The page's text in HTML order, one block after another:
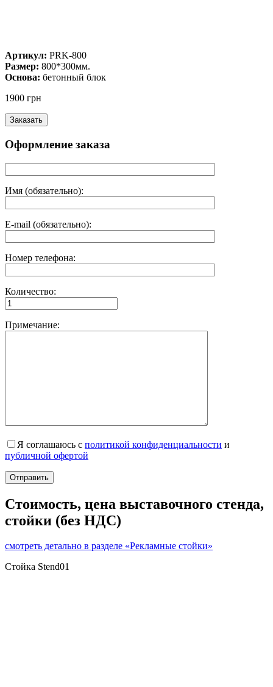
Артикул: PRK-800
Размер: 800*300мм.
Основа: бетонный блок
1900 грн
Оформление заказа
Имя (обязательно):
E-mail (обязательно):
Номер телефона:
Количество:
Примечание:
Я соглашаюсь с политикой конфиденциальности и
публичной офертой
Стоимость, цена выставочного стенда,
стойки (без НДС)
смотреть детально в разделе «Рекламные стойки»
Стойка Stend01